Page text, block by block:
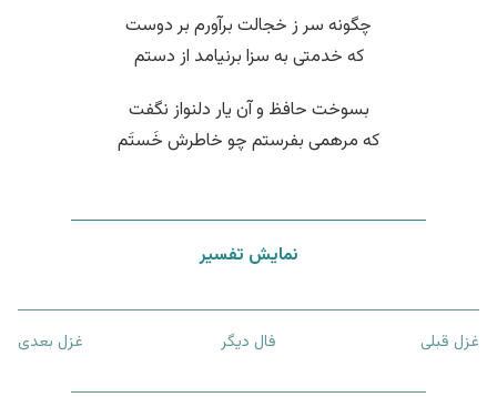
چگونه سر ز خجالت برآورم بر دوست
که خدمتی به سزا برنیامد از دستم
بسوخت حافظ و آن یار دلنواز نگفت
که مرهمی بفرستم چو خاطرش خَستَم
نمایش تفسیر
غزل قبلی فال دیگر غزل بعدی